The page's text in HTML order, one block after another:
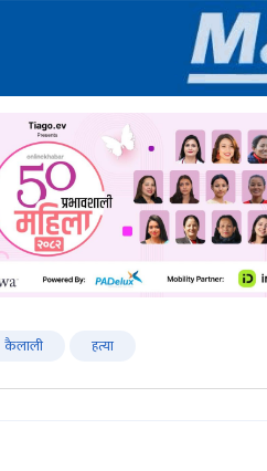
कैलाली हत्या